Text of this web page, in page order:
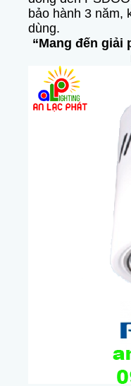
bảo hành 3 năm,
dùng.
“Mang đến giải